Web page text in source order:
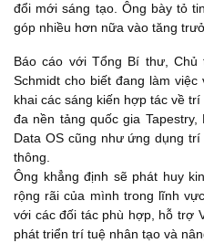
đổi mới sáng tạo. Ông bày tỏ
góp nhiều hơn nữa vào tăng
Báo cáo với Tổng Bí thư,
Schmidt cho biết đang làm
khai các sáng kiến hợp tác về
đa nền tảng quốc gia
Data OS cũng như ứng dụng
thông.
Ông khẳng định sẽ phát huy
rộng rãi của mình trong lĩnh
với các đối tác phù hợp, hỗ trợ
phát triển trí tuệ nhân tạo và